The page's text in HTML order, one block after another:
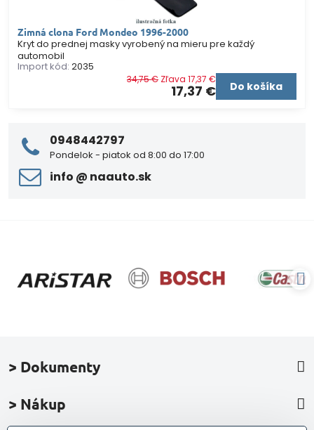
Zimná clona Ford Mondeo 1996-2000
Kryt do prednej masky vyrobený na mieru pre každý
automobil
Import kód: 2035
17,37 €
34,75 € Zľava 17,37 €
Do košíka
0948442797
Pondelok - piatok od 8:00 do 17:00
info ​@ naauto​.sk
> Dokumenty
> Nákup